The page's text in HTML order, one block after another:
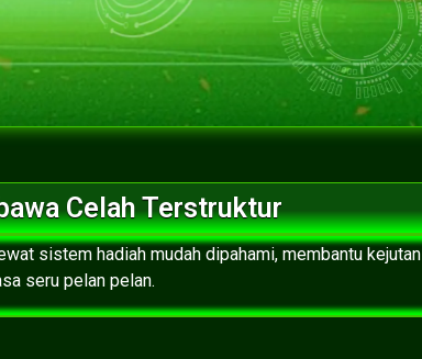
Celah Terstruktur
sistem hadiah mudah dipahami, membantu kejutan
seru pelan pelan.